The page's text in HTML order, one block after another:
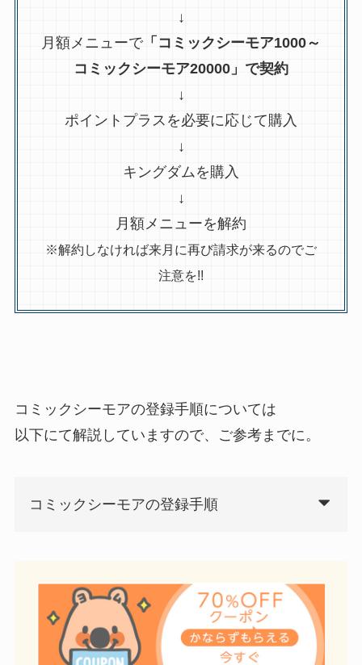
↓
月額メニューで「コミックシーモア1000～
コミックシーモア20000」で契約
↓
ポイントプラスを必要に応じて購入
↓
キングダムを購入
↓
月額メニューを解約
※解約しなければ来月に再び請求が来るのでご
注意を!!
コミックシーモアの登録手順については
以下にて解説していますので、ご参考までに。
コミックシーモアの登録手順